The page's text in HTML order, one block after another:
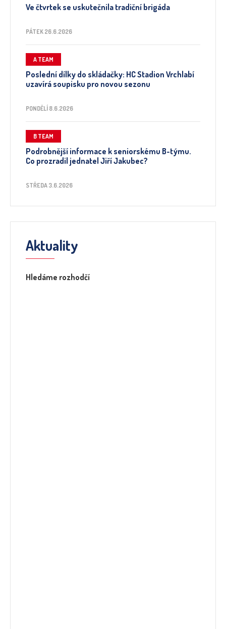
Ve čtvrtek se uskutečnila tradiční brigáda
PÁTEK 26.6.2026
A TEAM
Poslední dílky do skládačky: HC Stadion Vrchlabí
uzavírá soupisku pro novou sezonu
PONDĚLÍ 8.6.2026
B TEAM
Podrobnější informace k seniorskému B-týmu.
Co prozradil jednatel Jiří Jakubec?
STŘEDA 3.6.2026
Aktuality
Hledáme rozhodčí